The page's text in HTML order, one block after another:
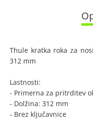
Thule kratka roka za
312 mm
Lastnosti:
- Primerna za pritrditev
- Dolžina: 312 mm
- Brez ključavnice